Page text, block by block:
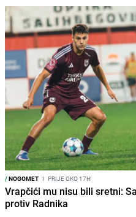
/NOGOMET I PRIJE OKO 17H
Vrapčići mu nisu bili sretni:
protiv Radnika